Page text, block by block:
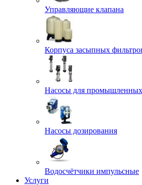
Управляющие клапана
Корпуса засыпных
Насосы для промышленных
Насосы дозирования
Водосчётчики импульсные
Услуги